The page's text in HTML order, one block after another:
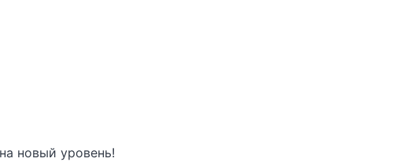
новый уровень!